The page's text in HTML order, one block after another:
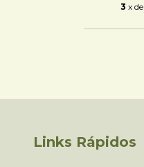
3 x de
Links Rápidos